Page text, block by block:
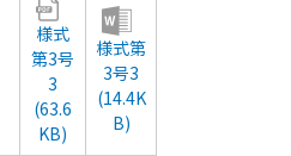
様式
第3号
3
(63.6
KB)
様式第
3号3
(14.4K
B)